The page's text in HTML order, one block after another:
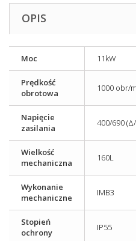
OPIS
Moc 11kW
Prędkość
obrotowa
1000 obr/
Napięcie
zasilania
400/690
Wielkość
mechaniczna
160L
Wykonanie
mechaniczne
IMB3
Stopień
ochrony
IP55